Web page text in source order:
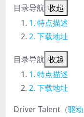
目录导航 收起
特点描述
下载地址
目录导航 收起
特点描述
下载地址
Driver Talent（驱